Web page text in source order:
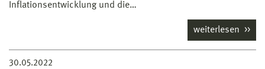
Inflationsentwicklung und die…
weiterlesen
30.05.2022